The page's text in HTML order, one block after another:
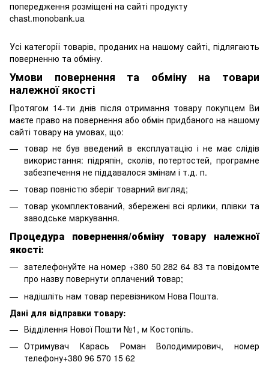
попередження розміщені на сайті продукту
chast.monobank.ua
Усі категорії товарів, проданих на нашому сайті, підлягають
поверненню та обміну.
Умови повернення та обміну на товари
належної якості
Протягом 14-ти днів після отримання товару покупцем Ви
маєте право на повернення або обмін придбаного на нашому
сайті товару на умовах, що:
товар не був введений в експлуатацію і не має слідів
використання: підряпін, сколів, потертостей, програмне
забезпечення не піддавалося змінам і т.д. п.
товар повністю зберіг товарний вигляд;
товар укомплектований, збережені всі ярлики, плівки та
заводське маркування.
Процедура повернення/обміну товару належної
якості:
зателефонуйте на номер +380 50 282 64 83 та повідомте
про назву повернути оплачений товар;
надішліть нам товар перевізником Нова Пошта.
Дані для відправки товару:
Відділення Нової Пошти №1, м Костопіль.
Отримувач Карась Роман Володимирович, номер
телефону+380 96 570 15 62